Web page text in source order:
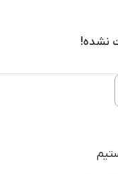
ظاهر پوست بسیار مورد
چشم می‌تواند به
بر این، جنسینگ به
محصولات ضدچروک و
ظاهر خطوط ریز و
وجود رتینول در دور چشم
برای افرادی باشد
نشده!